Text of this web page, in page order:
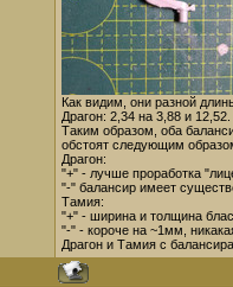
Как видим, они разной
Драгон: 2,34 на 3,88 и
Таким образом, оба
обстоят следующим
Драгон:
"+" - лучше проработка
"-" балансир имеет
Тамия:
"+" - ширина и толщина
"-" - короче на ~1мм,
Драгон и Тамия с